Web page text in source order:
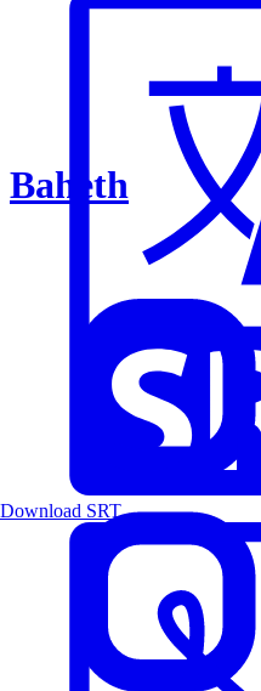
Baheth
Download SRT